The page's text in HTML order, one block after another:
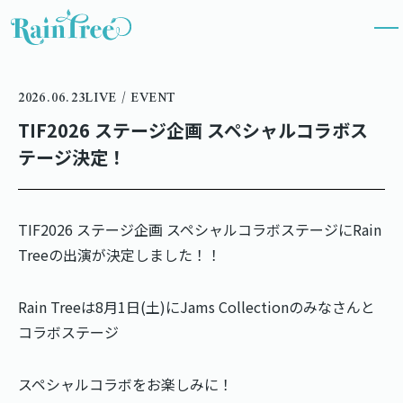
2026.06.23LIVE / EVENT
TIF2026 ステージ企画 スペシャルコラボス
テージ決定！
TIF2026 ステージ企画 スペシャルコラボステージにRain
Treeの出演が決定しました！！
Rain Treeは8月1日(土)にJams Collectionのみなさんと
コラボステージ
スペシャルコラボをお楽しみに！